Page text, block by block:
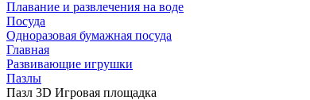
Плавание и развлечения на воде
Посуда
Одноразовая бумажная посуда
Главная
Развивающие игрушки
Пазлы
Пазл 3D Игровая площадка